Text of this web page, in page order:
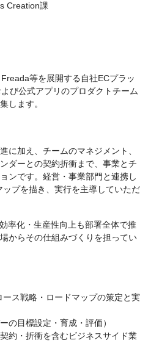
課
等を展開する自社ECプラッ
び公式アプリのプロダクトチーム
します。
に加え、チームのマネジメント、
ダーとの契約折衝まで、事業とチ
ンです。経営・事業部門と連携し
プを描き、実行を主導していただ
率化・生産性向上も部署全体で推
からその仕組みづくりを担ってい
ース戦略・ロードマップの策定と実
の目標設定・育成・評価）
約・折衝を含むビジネスサイド業